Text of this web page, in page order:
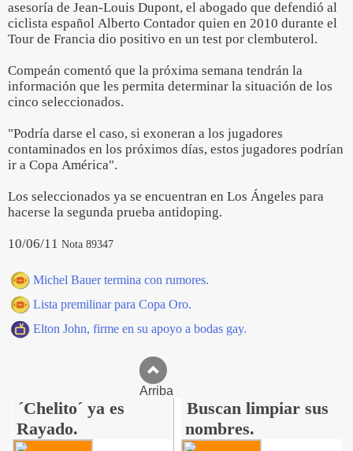
asesoría de Jean-Louis Dupont, el abogado que defendió al
ciclista español Alberto Contador quien en 2010 durante el
Tour de Francia dio positivo en un test por clembuterol.
Compeán comentó que la próxima semana tendrán la
información que les permita determinar la situación de los
cinco seleccionados.
"Podría darse el caso, si exoneran a los jugadores
contaminados en los próximos días, estos jugadores podrían
ir a Copa América".
Los seleccionados ya se encuentran en Los Ángeles para
hacerse la segunda prueba antidoping.
10/06/11 Nota 89347
Michel Bauer termina con rumores.
Lista premilinar para Copa Oro.
Elton John, firme en su apoyo a bodas gay.
Arriba
´Chelito´ ya es
Rayado.
Buscan limpiar sus
nombres.